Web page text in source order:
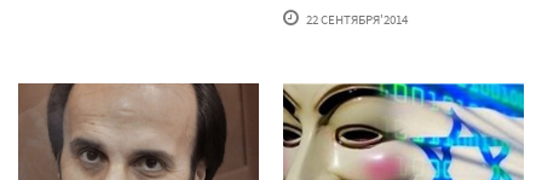
22 СЕНТЯБРЯ'2014